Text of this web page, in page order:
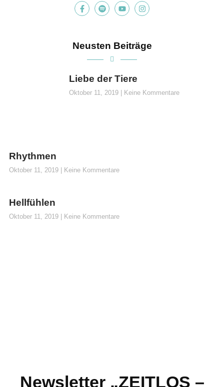
Neusten Beiträge
Liebe der Tiere
Oktober 11, 2019 Keine Kommentare
Rhythmen
Oktober 11, 2019 Keine Kommentare
Hellfühlen
Oktober 11, 2019 Keine Kommentare
Newsletter „ZEITLOS –